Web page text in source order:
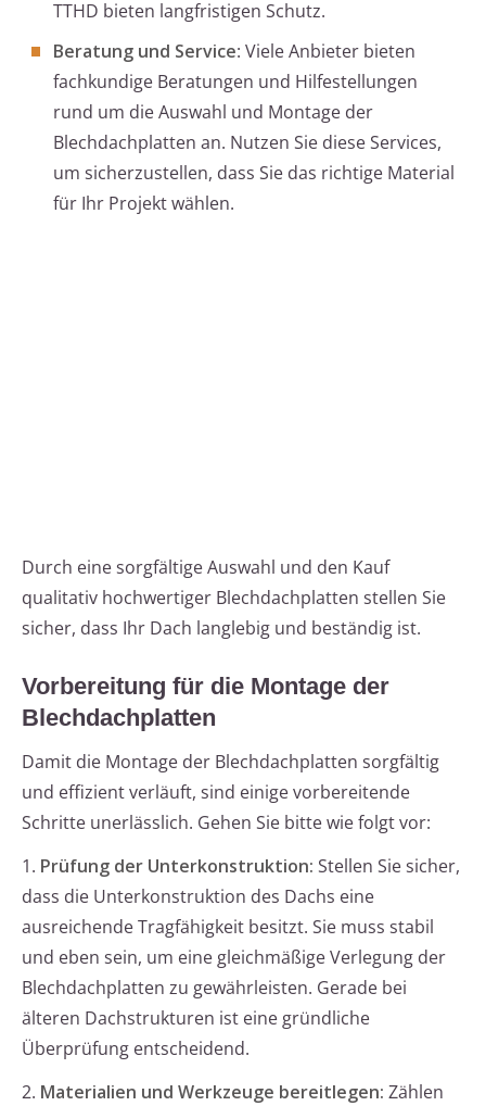
TTHD bieten langfristigen Schutz.
Beratung und Service: Viele Anbieter bieten
fachkundige Beratungen und Hilfestellungen
rund um die Auswahl und Montage der
Blechdachplatten an. Nutzen Sie diese Services,
um sicherzustellen, dass Sie das richtige Material
für Ihr Projekt wählen.
Durch eine sorgfältige Auswahl und den Kauf
qualitativ hochwertiger Blechdachplatten stellen Sie
sicher, dass Ihr Dach langlebig und beständig ist.
Vorbereitung für die Montage der
Blechdachplatten
Damit die Montage der Blechdachplatten sorgfältig
und effizient verläuft, sind einige vorbereitende
Schritte unerlässlich. Gehen Sie bitte wie folgt vor:
1. Prüfung der Unterkonstruktion: Stellen Sie sicher,
dass die Unterkonstruktion des Dachs eine
ausreichende Tragfähigkeit besitzt. Sie muss stabil
und eben sein, um eine gleichmäßige Verlegung der
Blechdachplatten zu gewährleisten. Gerade bei
älteren Dachstrukturen ist eine gründliche
Überprüfung entscheidend.
2. Materialien und Werkzeuge bereitlegen: Zählen